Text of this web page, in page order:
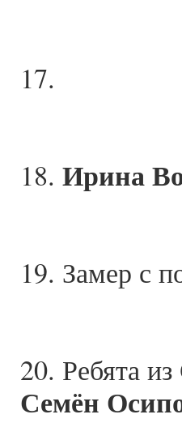
17.
18. Ирина
19. Замер с
20. Ребята
Семён